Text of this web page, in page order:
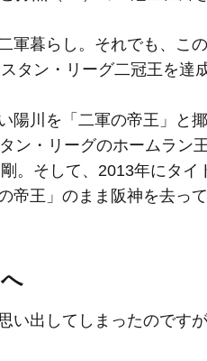
軍暮らし。それでも、こ
タン・リーグ二冠王を達
川を「二軍の帝王」と
・リーグのホームラン
。そして、2013年にタイ
王」のまま阪神を去って
い出してしまったのです